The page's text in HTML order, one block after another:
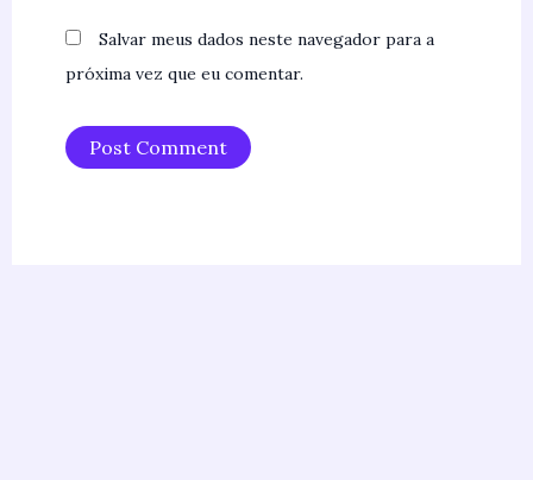
Salvar meus dados neste navegador para a
próxima vez que eu comentar.